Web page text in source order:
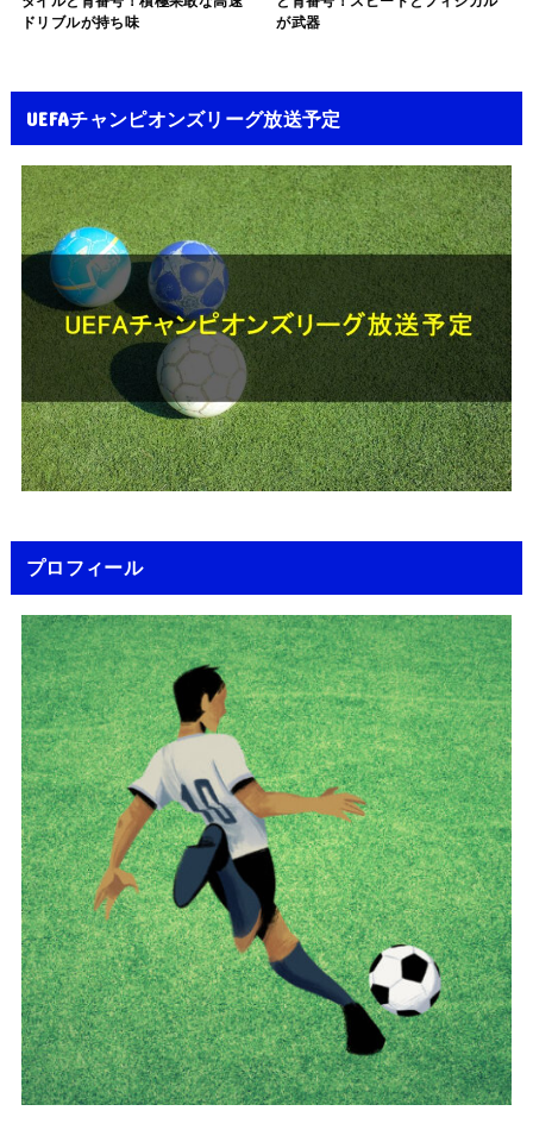
ドリブルが持ち味
が武器
UEFAチャンピオンズリーグ放送予定
プロフィール